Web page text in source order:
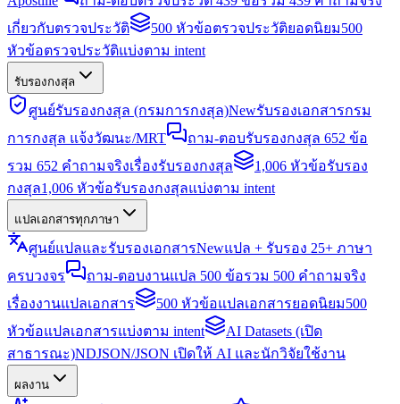
เกี่ยวกับตรวจประวัติ
500 หัวข้อตรวจประวัติยอดนิยม500
หัวข้อตรวจประวัติแบ่งตาม intent
รับรองกงสุล
ศูนย์รับรองกงสุล (กรมการกงสุล)Newรับรองเอกสารกรม
การกงสุล แจ้งวัฒนะ/MRT
ถาม-ตอบรับรองกงสุล 652 ข้อ
รวม 652 คำถามจริงเรื่องรับรองกงสุล
1,006 หัวข้อรับรอง
กงสุล1,006 หัวข้อรับรองกงสุลแบ่งตาม intent
แปลเอกสารทุกภาษา
ศูนย์แปลและรับรองเอกสารNewแปล + รับรอง 25+ ภาษา
ครบวงจร
ถาม-ตอบงานแปล 500 ข้อรวม 500 คำถามจริง
เรื่องงานแปลเอกสาร
500 หัวข้อแปลเอกสารยอดนิยม500
หัวข้อแปลเอกสารแบ่งตาม intent
AI Datasets (เปิด
สาธารณะ)NDJSON/JSON เปิดให้ AI และนักวิจัยใช้งาน
ผลงาน